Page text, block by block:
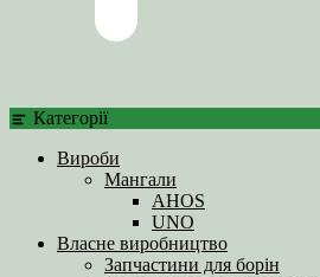
Категорії
Вироби
Мангали
AHOS
UNO
Власне виробництво
Запчастини для борін